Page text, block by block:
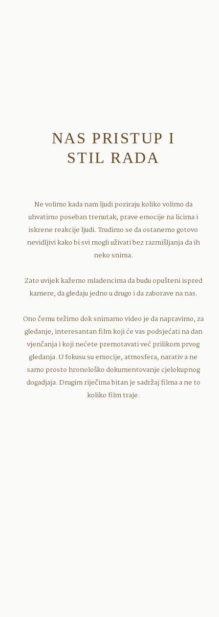
NAS PRISTUP I
STIL RADA
Ne volimo kada nam ljudi poziraju koliko volimo da
uhvatimo poseban trenutak, prave emocije na licima i
iskrene reakcije ljudi. Trudimo se da ostanemo gotovo
nevidljivi kako bi svi mogli uživati bez razmišljanja da ih
neko snima.
Zato uvijek kažemo mladencima da budu opušteni ispred
kamere, da gledaju jedno u drugo i da zaborave na nas.
Ono čemu težimo dok snimamo video je da napravimo, za
gledanje, interesantan film koji će vas podsjećati na dan
vjenčanja i koji nećete premotavati već prilikom prvog
gledanja. U fokusu su emocije, atmosfera, narativ a ne
samo prosto hronološko dokumentovanje cjelokupnog
dogadjaja. Drugim riječima bitan je sadržaj filma a ne to
koliko film traje.